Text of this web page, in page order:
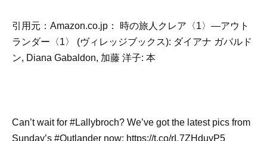
引用元：Amazon.co.jp： 時の旅人クレア〈1〉―アウト
ランダー〈1〉 (ヴィレッジブックス): ダイアナ ガバルド
ン, Diana Gabaldon, 加藤 洋子: 本
Can’t wait for #Lallybroch? We’ve got the latest pics from
Sunday’s #Outlander now: https://t.co/rL7ZHduyP5